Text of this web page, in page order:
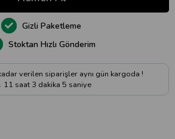
verilen siparişler aynı gün kargoda !
11 saat 3 dakika 4 saniye
Stoktan Hızlı Gönderim
Gizli Paketleme